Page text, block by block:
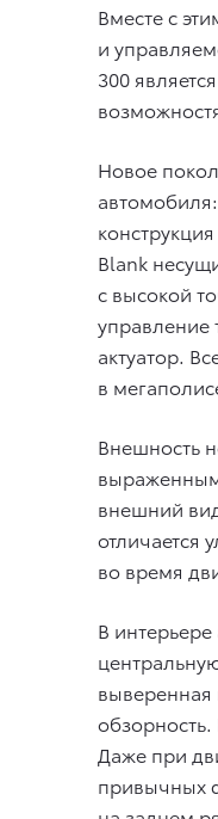
Вместе с
и
300
Новое
Blank
с высокой
управление
актуатор.
в
Внешность
внешний
отличается
во время
В
Даже при
привычных